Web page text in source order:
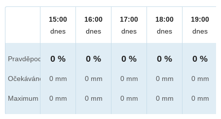
Pravděpod.
Očekáváno
Maximum
15:00
dnes
0 %
0 mm
0 mm
16:00
dnes
0 %
0 mm
0 mm
17:00
dnes
0 %
0 mm
0 mm
18:00
dnes
0 %
0 mm
0 mm
19:00
dnes
0 %
0 mm
0 mm